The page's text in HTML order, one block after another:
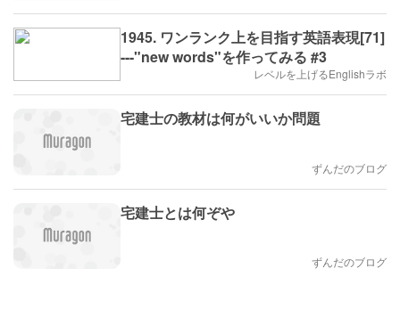
1945. ワンランク上を目指す英語表現[71]
---"new words"を作ってみる #3
レベルを上げるEnglishラボ
宅建士の教材は何がいいか問題
ずんだのブログ
宅建士とは何ぞや
ずんだのブログ